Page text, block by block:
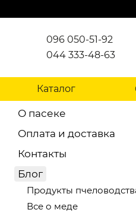
096 050-51-92
044 333-48-63
Каталог
О пасеке
Оплата и доставка
Контакты
Блог
Продукты
Все о меде